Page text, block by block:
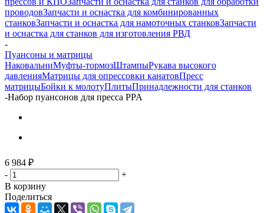
проводовЗапчасти и оснастка для комбинированных
станковЗапчасти и оснастка для намоточных станковЗапчасти
и оснастка для станков для изготовления РВД
-
Пуансоны и матрицы
НаковальниМуфты-тормозШтампыРукава высокого
давленияМатрицы для опрессовки канатовПресс
матрицыБойки к молотуПлитыПринадлежности для станков
-Набор пуансонов для пресса PPA
6 984 ₽
-
+
В корзину
Поделиться